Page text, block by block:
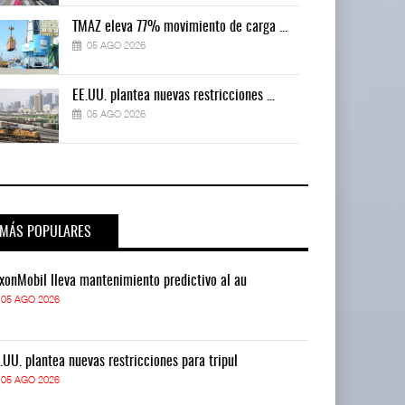
TMAZ eleva 77% movimiento de carga ...
05 AGO 2026
EE.UU. plantea nuevas restricciones ...
05 AGO 2026
MÁS POPULARES
lleva mantenimiento predictivo al au
05 AGO 2026
plantea nuevas restricciones para tripul
05 AGO 2026